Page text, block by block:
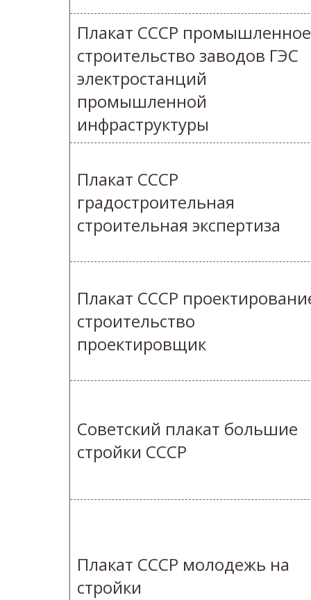
Плакат СССР промышленное
строительство заводов ГЭС
электростанций
промышленной
инфраструктуры
Плакат СССР
градостроительная
строительная экспертиза
Плакат СССР
строительство
проектировщик
Советский плакат большие
стройки СССР
Плакат СССР молодежь на
стройки